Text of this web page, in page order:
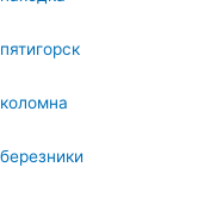
пятигорск
коломна
березники